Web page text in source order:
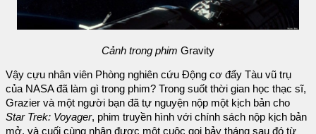
Cảnh trong phim Gravity
Vậy cựu nhân viên Phòng nghiên cứu Động cơ đẩy Tàu vũ trụ
của NASA đã làm gì trong phim? Trong suốt thời gian học thạc sĩ,
Grazier và một người bạn đã tự nguyện nộp một kịch bản cho
Star Trek: Voyager, phim truyền hình với chính sách nộp kịch bản
mở, và cuối cùng nhận được một cuộc gọi bảy tháng sau đó từ